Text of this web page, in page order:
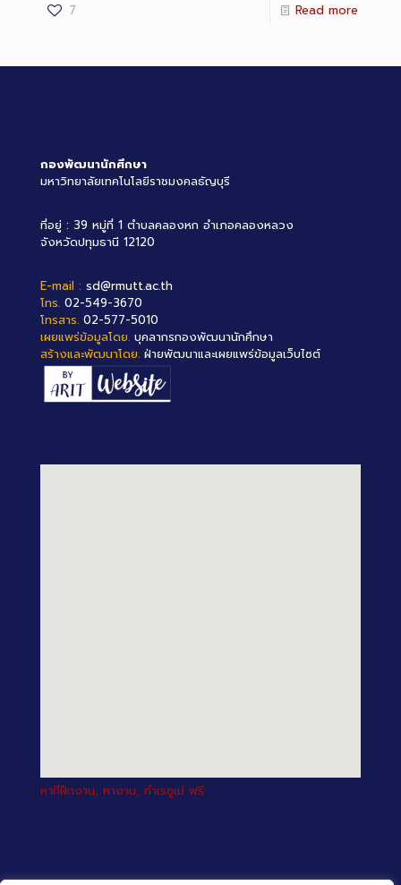
7 Read more
กองพัฒนานักศึกษา
มหาวิทยาลัยเทคโนโลยีราชมงคลธัญบุรี
ที่อยู่ : 39 หมู่ที่ 1 ตำบลคลองหก อำเภอคลองหลวง
จังหวัดปทุมธานี 12120
E-mail : sd@rmutt.ac.th
โทร. 02-549-3670
โทรสาร. 02-577-5010
เผยแพร่ข้อมูลโดย. บุคลากรกองพัฒนานักศึกษา
สร้างและพัฒนาโดย. ฝ่ายพัฒนาและเผยแพร่ข้อมูลเว็บไซต์
หาที่ฝึกงาน, หางาน, ทำเรซูเม่ ฟรี